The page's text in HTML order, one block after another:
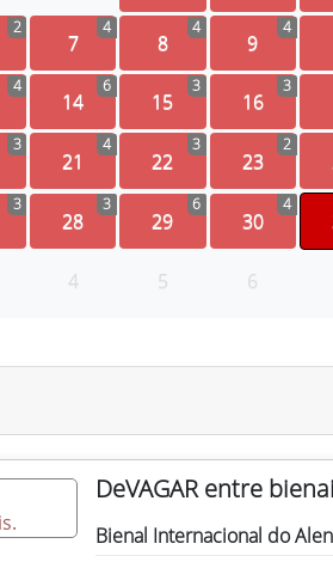
2
7
4
8
4
9
4
4
14
6
15
3
16
3
3
21
4
22
3
23
2
3
28
3
29
6
30
4
4 5 6
DeVAGAR entre
Bienal Internacional do